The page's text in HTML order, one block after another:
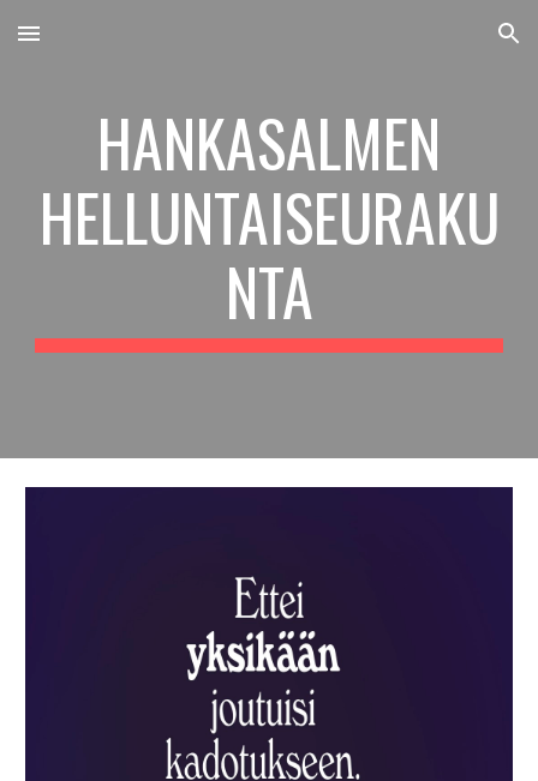
Skip to main content Skip to navigation
HANKASALMEN
HELLUNTAISEURAKU
NTA